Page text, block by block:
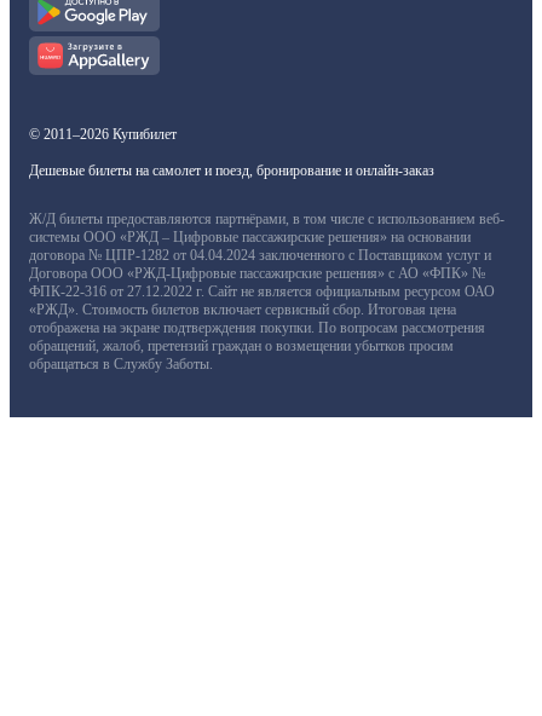
© 2011–2026 Купибилет
Дешевые билеты на самолет и поезд, бронирование и онлайн-заказ
Ж/Д билеты предоставляются партнёрами, в том числе с использованием веб-
системы ООО «РЖД – Цифровые пассажирские решения» на основании
договора № ЦПР-1282 от 04.04.2024 заключенного с Поставщиком услуг и
Договора ООО «РЖД-Цифровые пассажирские решения» с АО «ФПК» №
ФПК-22-316 от 27.12.2022 г. Сайт не является официальным ресурсом ОАО
«РЖД». Стоимость билетов включает сервисный сбор. Итоговая цена
отображена на экране подтверждения покупки. По вопросам рассмотрения
обращений, жалоб, претензий граждан о возмещении убытков просим
обращаться в Службу Заботы.